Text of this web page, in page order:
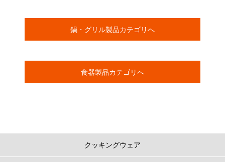
鍋・グリル製品カテゴリへ
食器製品カテゴリへ
クッキングウェア